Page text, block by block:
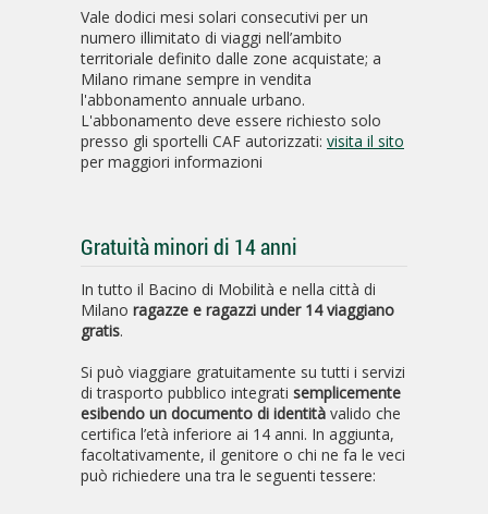
Vale dodici mesi solari consecutivi per un
numero illimitato di viaggi nell’ambito
territoriale definito dalle zone acquistate; a
Milano rimane sempre in vendita
l'abbonamento annuale urbano.
L'abbonamento deve essere richiesto solo
presso gli sportelli CAF autorizzati: visita il sito
per maggiori informazioni
Gratuità minori di 14 anni
In tutto il Bacino di Mobilità e nella città di
Milano ragazze e ragazzi under 14 viaggiano
gratis.
Si può viaggiare gratuitamente su tutti i servizi
di trasporto pubblico integrati semplicemente
esibendo un documento di identità valido che
certifica l’età inferiore ai 14 anni. In aggiunta,
facoltativamente, il genitore o chi ne fa le veci
può richiedere una tra le seguenti tessere: